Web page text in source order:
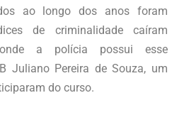
ao longo dos anos foram
de criminalidade caíram
onde a polícia possui esse
Juliano Pereira de Souza, um
do curso.